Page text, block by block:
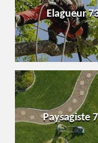
Elagueur
Paysagiste